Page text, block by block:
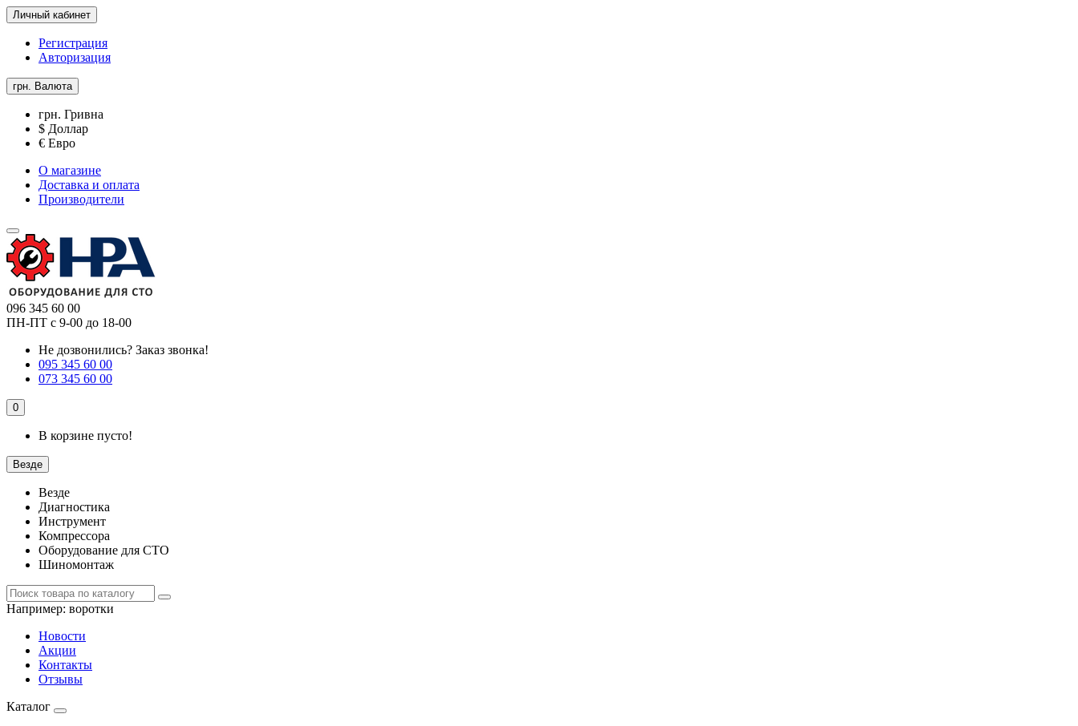
Личный кабинет
Регистрация
Авторизация
грн. Валюта
грн. Гривна
$ Доллар
€ Евро
О магазине
Доставка и оплата
Производители
096 345 60 00
ПН-ПТ с 9-00 до 18-00
Не дозвонились? Заказ звонка!
095 345 60 00
073 345 60 00
0
В корзине пусто!
Везде
Везде
Диагностика
Инструмент
Компрессора
Оборудование для СТО
Шиномонтаж
Например: воротки
Новости
Акции
Контакты
Отзывы
Каталог